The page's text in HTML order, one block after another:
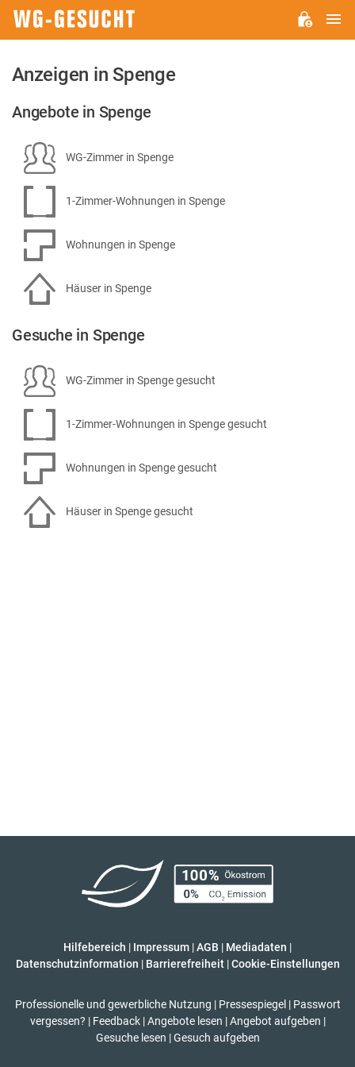
Anzeigen in Spenge
Angebote in Spenge
WG-Zimmer in Spenge
1-Zimmer-Wohnungen in Spenge
Wohnungen in Spenge
Häuser in Spenge
Gesuche in Spenge
WG-Zimmer in Spenge gesucht
1-Zimmer-Wohnungen in Spenge gesucht
Wohnungen in Spenge gesucht
Häuser in Spenge gesucht
Hilfebereich | Impressum |AGB | Mediadaten |
Datenschutzinformation | Barrierefreiheit | Cookie-Einstellungen
Professionelle und gewerbliche Nutzung | Pressespiegel | Passwort
vergessen? | Feedback | Angebote lesen | Angebot aufgeben |
Gesuche lesen | Gesuch aufgeben